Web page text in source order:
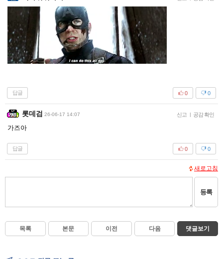
답글 0
0
롯데검 26-06-17 14:07 신고 | 공감 확인
가즈아
답글 0
0
새로고침
등록
목록 본문 이전 다음 댓글보기